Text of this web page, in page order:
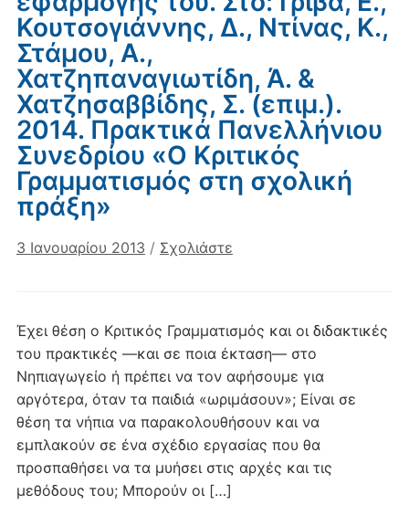
Κουτσογιάννης, Δ., Ντίνας, Κ.,
Στάμου, Α.,
Χατζηπαναγιωτίδη, Ά. &
Χατζησαββίδης, Σ. (επιμ.).
2014. Πρακτικά Πανελλήνιου
Συνεδρίου «Ο Κριτικός
Γραμματισμός στη σχολική
πράξη»
3 Ιανουαρίου 2013 / Σχολιάστε
Έχει θέση ο Κριτικός Γραμματισμός και οι διδακτικές
του πρακτικές ―και σε ποια έκταση― στο
Νηπιαγωγείο ή πρέπει να τον αφήσουμε για
αργότερα, όταν τα παιδιά «ωριμάσουν»; Είναι σε
θέση τα νήπια να παρακολουθήσουν και να
εμπλακούν σε ένα σχέδιο εργασίας που θα
προσπαθήσει να τα μυήσει στις αρχές και τις
μεθόδους του; Μπορούν οι […]